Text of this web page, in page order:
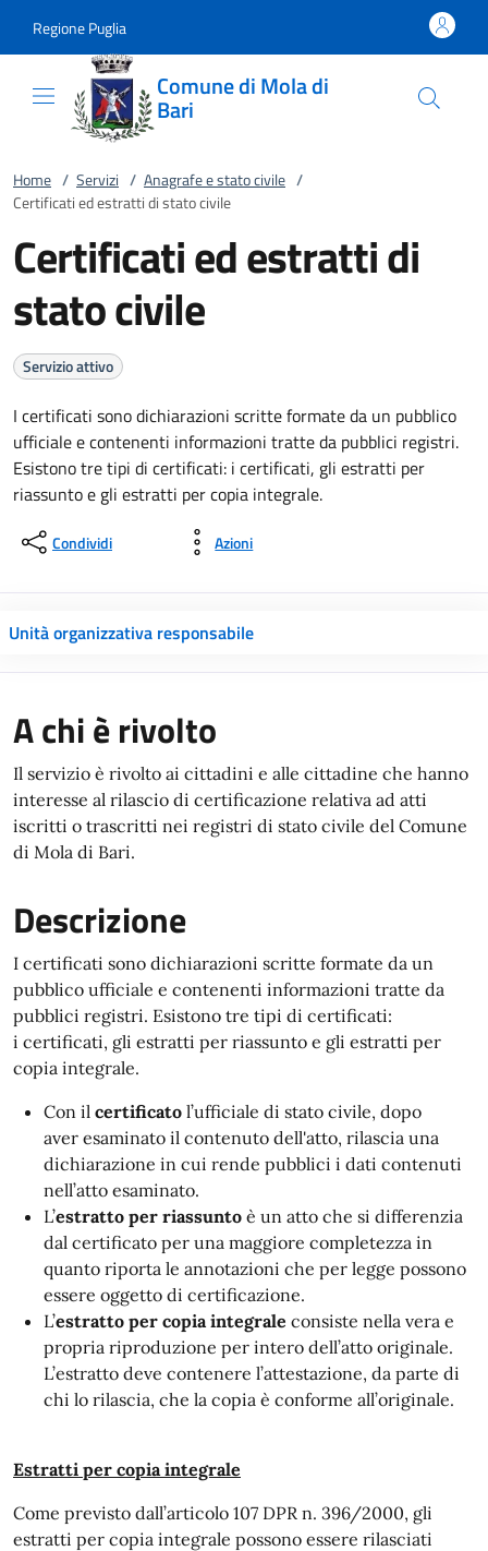
Regione Puglia
Comune di Mola di
Bari
Home / Servizi / Anagrafe e stato civile /
Certificati ed estratti di stato civile
Certificati ed estratti di
stato civile
Servizio attivo
I certificati sono dichiarazioni scritte formate da un pubblico
ufficiale e contenenti informazioni tratte da pubblici registri.
Esistono tre tipi di certificati: i certificati, gli estratti per
riassunto e gli estratti per copia integrale.
Condividi Azioni
Unità organizzativa responsabile
A chi è rivolto
Il servizio è rivolto ai cittadini e alle cittadine che hanno
interesse al rilascio di certificazione relativa ad atti
iscritti o trascritti nei registri di stato civile del Comune
di Mola di Bari.
Descrizione
I certificati sono dichiarazioni scritte formate da un
pubblico ufficiale e contenenti informazioni tratte da
pubblici registri. Esistono tre tipi di certificati:
i certificati, gli estratti per riassunto e gli estratti per
copia integrale.
Con il certificato l’ufficiale di stato civile, dopo
aver esaminato il contenuto dell'atto, rilascia una
dichiarazione in cui rende pubblici i dati contenuti
nell’atto esaminato.
L’estratto per riassunto è un atto che si differenzia
dal certificato per una maggiore completezza in
quanto riporta le annotazioni che per legge possono
essere oggetto di certificazione.
L’estratto per copia integrale consiste nella vera e
propria riproduzione per intero dell’atto originale.
L’estratto deve contenere l’attestazione, da parte di
chi lo rilascia, che la copia è conforme all’originale.
Estratti per copia integrale
Come previsto dall’articolo 107 DPR n. 396/2000, gli
estratti per copia integrale possono essere rilasciati